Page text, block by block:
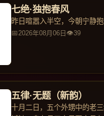
七绝·独抱春风
昨日喧嚣入半空，今朝宁静
2026年08月06日 39
五律·无题（新韵）
十月二日，五个外甥中的老